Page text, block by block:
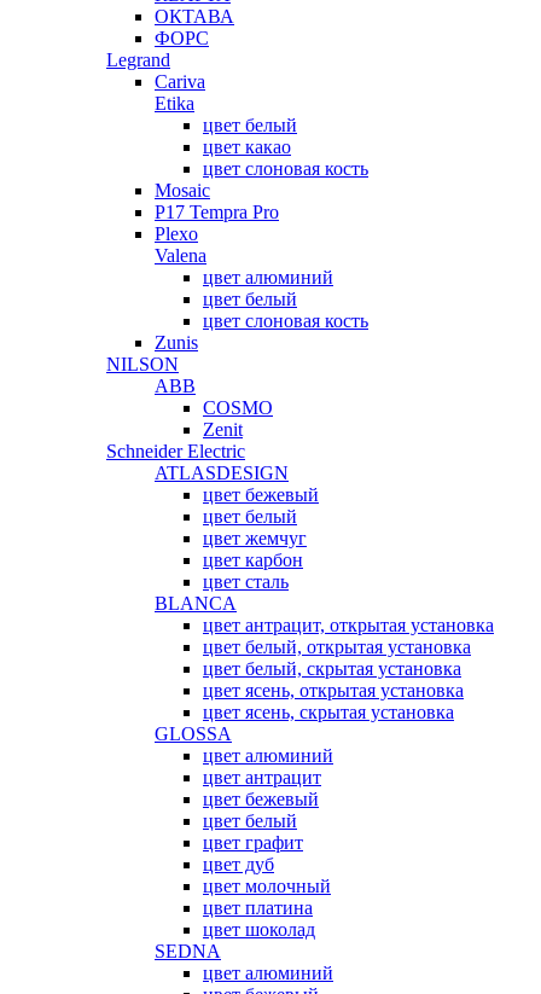
ОКТАВА
ФОРС
Legrand
Cariva
Etika
цвет белый
цвет какао
цвет слоновая кость
Mosaic
P17 Tempra Pro
Plexo
Valena
цвет алюминий
цвет белый
цвет слоновая кость
Zunis
NILSON
ABB
COSMO
Zenit
Schneider Electric
ATLASDESIGN
цвет бежевый
цвет белый
цвет жемчуг
цвет карбон
цвет сталь
BLANCA
цвет антрацит, открытая установка
цвет белый, открытая установка
цвет белый, скрытая установка
цвет ясень, открытая установка
цвет ясень, скрытая установка
GLOSSA
цвет алюминий
цвет антрацит
цвет бежевый
цвет белый
цвет графит
цвет дуб
цвет молочный
цвет платина
цвет шоколад
SEDNA
цвет алюминий